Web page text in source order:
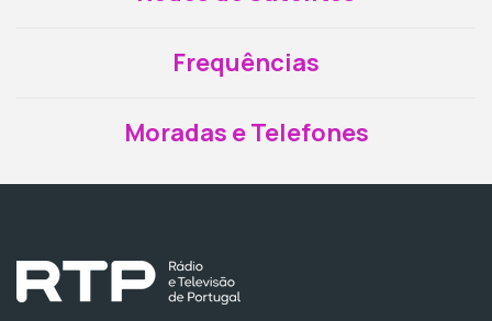
Frequências
Moradas e Telefones